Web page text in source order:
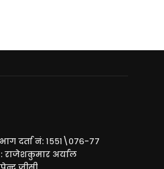
दर्ता नं: १५५१\०७६-७७
राजेशकुमार अर्याल